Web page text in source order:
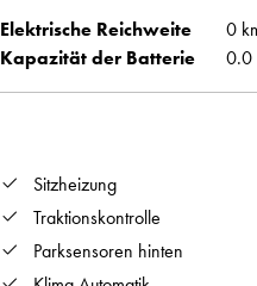
Elektrische Reichweite
0
Kapazität der Batterie
0.0
Sitzheizung
Traktionskontrolle
Parksensoren hinten